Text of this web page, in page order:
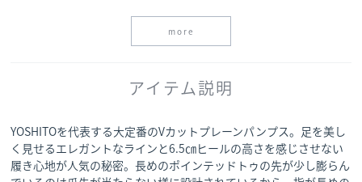
more
アイテム説明
YOSHITOを代表する大定番のVカットプレーンパンプス。足を美し
く見せるエレガントなラインと6.5㎝ヒールの高さを感じさせない
履き心地が人気の秘密。長めのポインテッドトゥの先が少し膨らん